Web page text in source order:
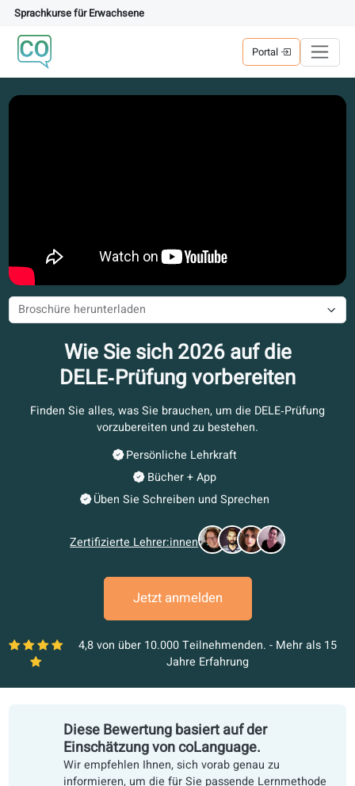
Sprachkurse für Erwachsene
Portal
Wie Sie sich 2026 auf die
DELE‑Prüfung vorbereiten
Finden Sie alles, was Sie brauchen, um die
vorzubereiten und zu bestehen.
Persönliche Lehrkraft
Bücher + App
Üben Sie Schreiben und Sprechen
Zertifizierte Lehrer:innen
Jetzt anmelden
Jahre Erfahrung